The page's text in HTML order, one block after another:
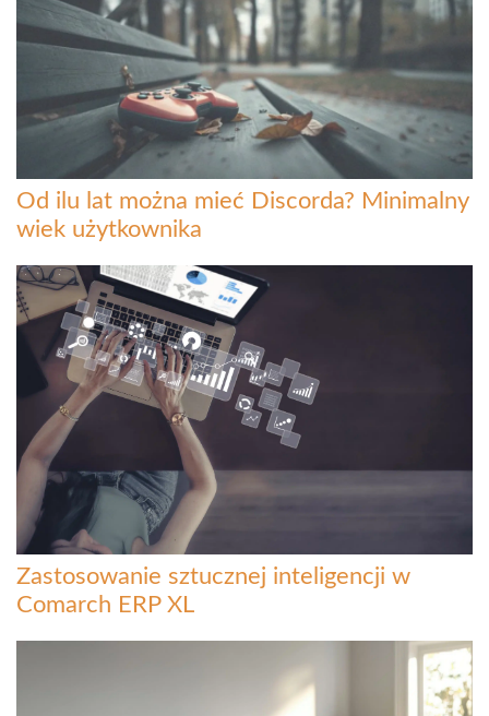
Od ilu lat można mieć Discorda? Minimalny
wiek użytkownika
Zastosowanie sztucznej inteligencji w
Comarch ERP XL